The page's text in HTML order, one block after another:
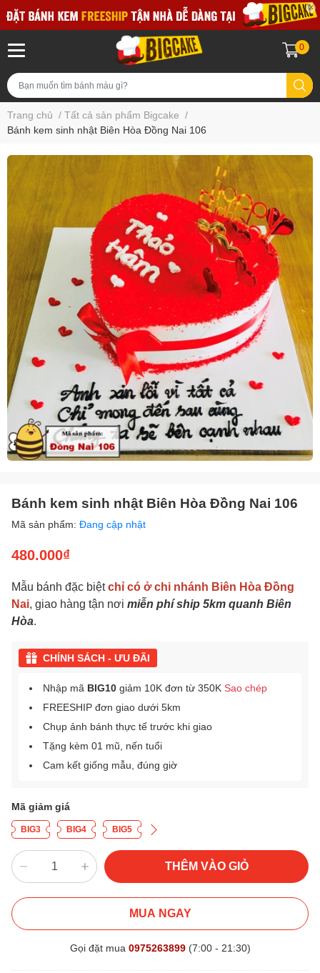
0
Trang chủ / Tất cả sản phẩm Bigcake /
Bánh kem sinh nhật Biên Hòa Đồng Nai 106
Bánh kem sinh nhật Biên Hòa Đồng Nai 106
Mã sản phẩm: Đang cập nhật
480.000₫
Mẫu bánh đặc biệtchỉ có ở chi nhánh Biên Hòa Đồng
Nai, giao hàng tận nơi miễn phí ship 5km quanh Biên
Hòa.
CHÍNH SÁCH - ƯU ĐÃI
Nhập mã BIG10 giảm 10K đơn từ 350K Sao chép
FREESHIP đơn giao dưới 5km
Chụp ảnh bánh thực tế trước khi giao
Tặng kèm 01 mũ, nến tuổi
Cam kết giống mẫu, đúng giờ
Mã giảm giá
BIG3 BIG4 BIG5
THÊM VÀO GIỎ
MUA NGAY
Gọi đặt mua 0975263899(7:00 - 21:30)